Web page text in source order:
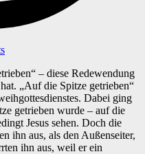
– diese Redewendung
„Auf die Spitze getrieben“
Dabei ging
getrieben wurde – auf die
Jesus sehen. Doch die
ihn aus, als den Außenseiter,
ihn aus, weil er ein